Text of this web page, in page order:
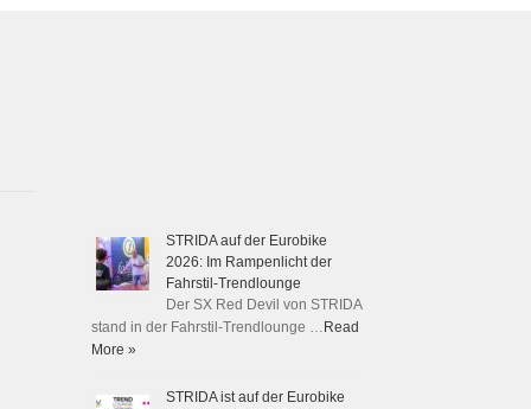
STRIDA auf der Eurobike
2026: Im Rampenlicht der
Fahrstil-Trendlounge
Der SX Red Devil von STRIDA
stand in der Fahrstil-Trendlounge … Read
More »
STRIDA ist auf der Eurobike